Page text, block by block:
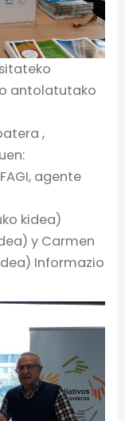
antolatutako
,
agente
kidea)
y Carmen
Informazio